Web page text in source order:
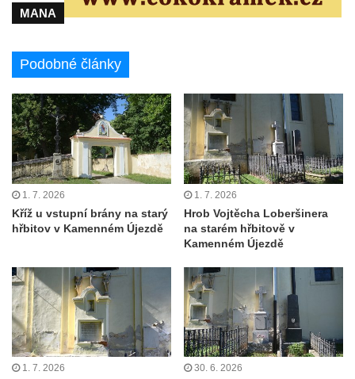
Krásné u Pěnčína
Teplicích nad Metují
Kenotaf Franze Ruseho na hřbitově v
Teplicích nad Metují
Pomník obětem 2. světové války na hřbitově
v Teplicích nad Metují
Hrob Waltera Hilleho na hřbitově ve Vlčí
Hoře
Kenotaf Oskara Ringelhana na hřbitově v
Benešově nad Ploučnicí
Benešově nad Ploučnicí
Hrob Šumových na hřbitově v Benešově
nad Ploučnicí
Hrob Theodora Sommera na hřbitově v
Benešově nad Ploučnicí
MANA
Podobné články
1. 7. 2026
Kříž u vstupní brány na starý
hřbitov v Kamenném Újezdě
1. 7. 2026
Hrob Vojtěcha Loberšinera
na starém hřbitově v
Kamenném Újezdě
1. 7. 2026 30. 6. 2026